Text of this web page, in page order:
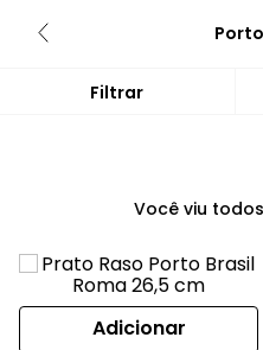
Você viu
Adicionar